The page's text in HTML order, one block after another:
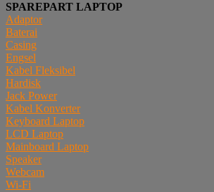
SPAREPART LAPTOP
Adaptor
Baterai
Casing
Engsel
Kabel Fleksibel
Hardisk
Jack Power
Kabel Konverter
Keyboard Laptop
LCD Laptop
Mainboard Laptop
Speaker
Webcam
Wi-Fi